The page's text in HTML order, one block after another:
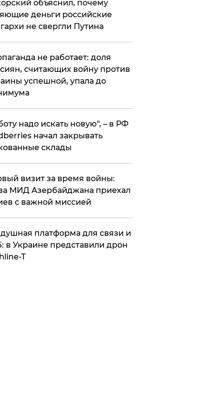
объяснил, почему
деньги российские
не свергли Путина
не работает: доля
считающих войну против
успешной, упала до
надо искать новую", – в РФ
начал закрывать
склады
визит за время войны:
МИД Азербайджана приехал
с важной миссией
платформа для связи и
в Украине представили дрон
T